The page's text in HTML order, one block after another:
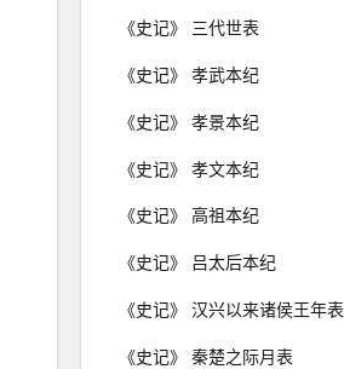
《史记》 三代世表
《史记》 孝武本纪
《史记》 孝景本纪
《史记》 孝文本纪
《史记》 高祖本纪
《史记》 吕太后本纪
《史记》 汉兴以来诸侯王年表
《史记》 秦楚之际月表